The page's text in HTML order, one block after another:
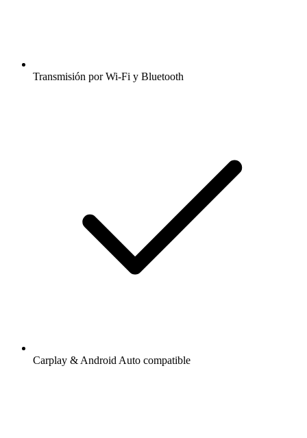
Transmisión por Wi-Fi y Bluetooth
Carplay & Android Auto compatible